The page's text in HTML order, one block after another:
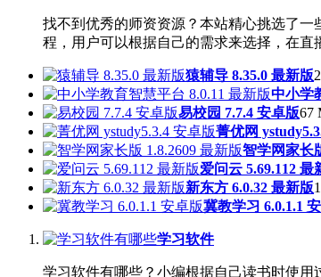
找不到优秀的师资资源？本站精心挑选了
程，用户可以根据自己的需求来选择，在直
猿辅导 8.35.0 最新版
中小学
易校园 7.7.4 安卓版67
菁优网
智学网家长
爱问云 5.69.112 最
新东方 6.0.32 最新版
冀教学习 6.0.1.1
学习软件
学习软件有哪些？小编根据自己读书时使